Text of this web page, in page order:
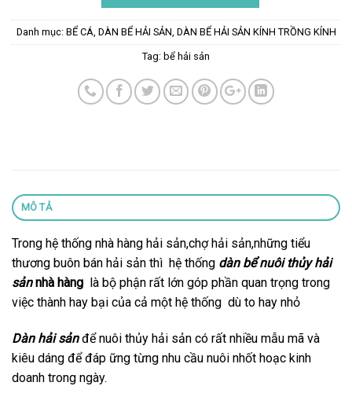
Danh mục: BỂ CÁ, DÀN BỂ HẢI SẢN, DÀN BỂ HẢI SẢN KÍNH TRỒNG KÍNH
Tag: bể hải sản
MÔ TẢ
Trong hệ thống nhà hàng hải sản,chợ hải sản,những tiểu
thương buôn bán hải sản thì hệ thống dàn bể nuôi thủy hải
sảnnhà hàng là bộ phận rất lớn góp phần quan trọng trong
việc thành hay bại của cả một hệ thống dù to hay nhỏ
Dàn hải sảnđể nuôi thủy hải sản có rất nhiều mẫu mã và
kiêu dáng để đáp ững từng nhu cầu nuôi nhốt hoạc kinh
doanh trong ngày.